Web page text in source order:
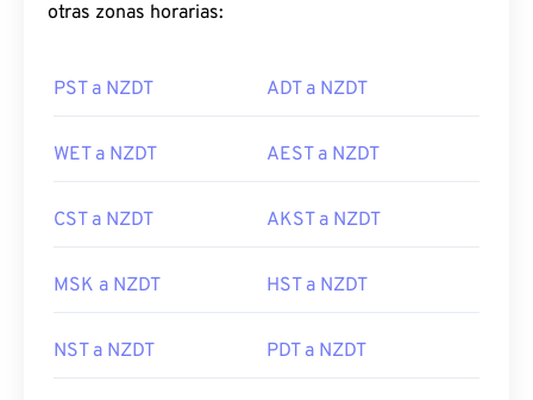
otras zonas horarias:
PST a NZDT ADT a NZDT
WET a NZDT AEST a NZDT
CST a NZDT AKST a NZDT
MSK a NZDT HST a NZDT
NST a NZDT PDT a NZDT